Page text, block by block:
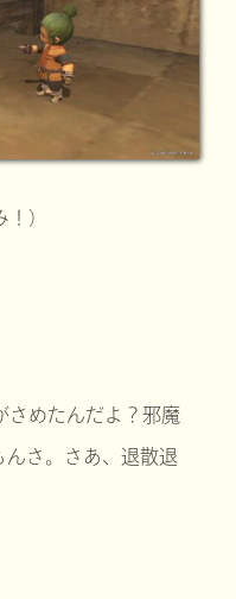
）
さめたんだよ？邪魔
んさ。さあ、退散退